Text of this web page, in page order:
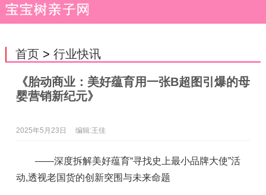
首页> 行业快讯
《胎动商业：美好蕴育用一张B超图引爆的母
婴营销新纪元》
2025年5月23日 编辑:王佳
——深度拆解美好蕴育“寻找史上最小品牌大使”活
动,透视老国货的创新突围与未来命题